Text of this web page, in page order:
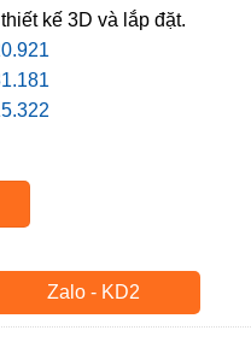
kế 3D và lắp đặt.
Zalo - KD2